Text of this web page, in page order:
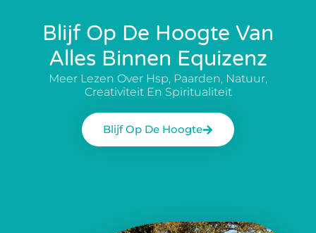
Blijf Op De Hoogte Van
Alles Binnen Equizenz
Meer Lezen Over Hsp, Paarden, Natuur,
Creativiteit En Spiritualiteit
Blijf Op De Hoogte